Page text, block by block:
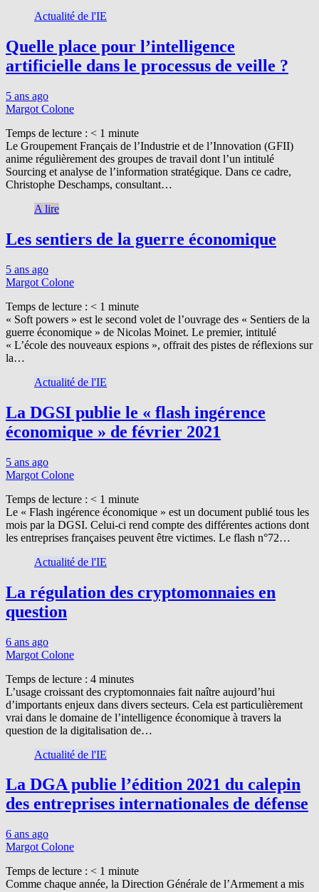
Actualité de l'IE
Quelle place pour l’intelligence
artificielle dans le processus de veille ?
5 ans ago
Margot Colone
Temps de lecture : < 1 minute
Le Groupement Français de l’Industrie et de l’Innovation (GFII)
anime régulièrement des groupes de travail dont l’un intitulé
Sourcing et analyse de l’information stratégique. Dans ce cadre,
Christophe Deschamps, consultant…
A lire
Les sentiers de la guerre économique
5 ans ago
Margot Colone
Temps de lecture : < 1 minute
« Soft powers » est le second volet de l’ouvrage des « Sentiers de la
guerre économique » de Nicolas Moinet. Le premier, intitulé
« L’école des nouveaux espions », offrait des pistes de réflexions sur
la…
Actualité de l'IE
La DGSI publie le « flash ingérence
économique » de février 2021
5 ans ago
Margot Colone
Temps de lecture : < 1 minute
Le « Flash ingérence économique » est un document publié tous les
mois par la DGSI. Celui-ci rend compte des différentes actions dont
les entreprises françaises peuvent être victimes. Le flash n°72…
Actualité de l'IE
La régulation des cryptomonnaies en
question
6 ans ago
Margot Colone
Temps de lecture : 4 minutes
L’usage croissant des cryptomonnaies fait naître aujourd’hui
d’importants enjeux dans divers secteurs. Cela est particulièrement
vrai dans le domaine de l’intelligence économique à travers la
question de la digitalisation de…
Actualité de l'IE
La DGA publie l’édition 2021 du calepin
des entreprises internationales de défense
6 ans ago
Margot Colone
Temps de lecture : < 1 minute
Comme chaque année, la Direction Générale de l’Armement a mis